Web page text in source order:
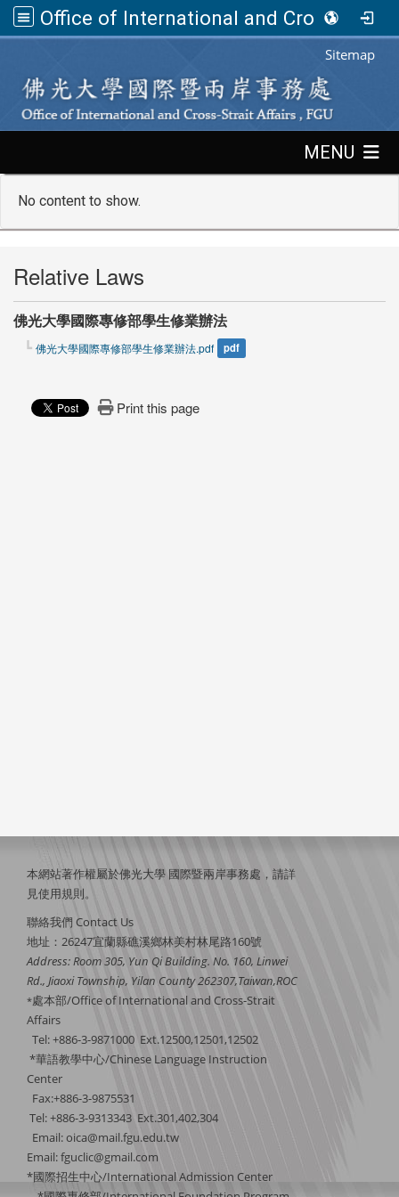
Office of International and Cross-Strait Affairs,FGU
Sitemap
MENU
No content to show.
Relative Laws
佛光大學國際專修部學生修業辦法
佛光大學國際專修部學生修業辦法.pdf pdf
Print this page
本網站著作權屬於佛光大學 國際暨兩岸事務處，請詳
見使用規則。
聯絡我們 Contact Us
地址：26247宜蘭縣礁溪鄉林美村林尾路160號
Address: Room 305, Yun Qi Building. No. 160, Linwei
Rd., Jiaoxi Township, Yilan County 262307,Taiwan,ROC
*處本部/Office of International and Cross-Strait
Affairs
Tel: +886-3-9871000 Ext.12500,12501,12502
*華語教學中心/Chinese Language Instruction
Center
Fax:+886-3-9875531
Tel: +886-3-9313343 Ext.301,402,304
Email:oica@mail.fgu.edu.tw
Email: fguclic@gmail.com
*國際招生中心/International Admission Center